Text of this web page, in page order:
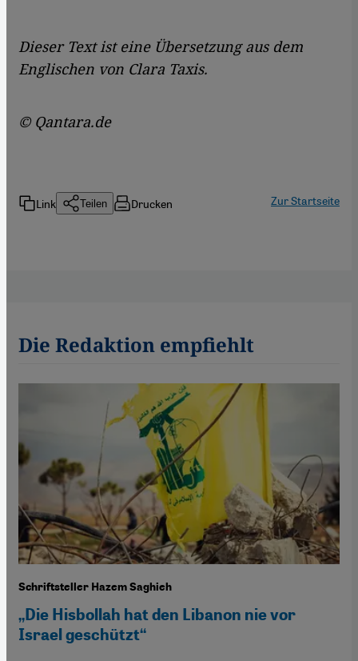
Dieser Text ist eine Übersetzung aus dem
Englischen von Clara Taxis.
© Qantara.de
Link Teilen Drucken Zur Startseite
Die Redaktion empfiehlt
Schriftsteller Hazem Saghieh
„Die Hisbollah hat den Libanon nie vor
Israel geschützt“